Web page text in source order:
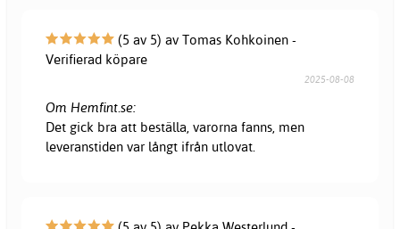
(5 av 5) av Tomas Kohkoinen -
Verifierad köpare
2025-08-08
Om Hemfint.se:
Det gick bra att beställa, varorna fanns, men
leveranstiden var långt ifrån utlovat.